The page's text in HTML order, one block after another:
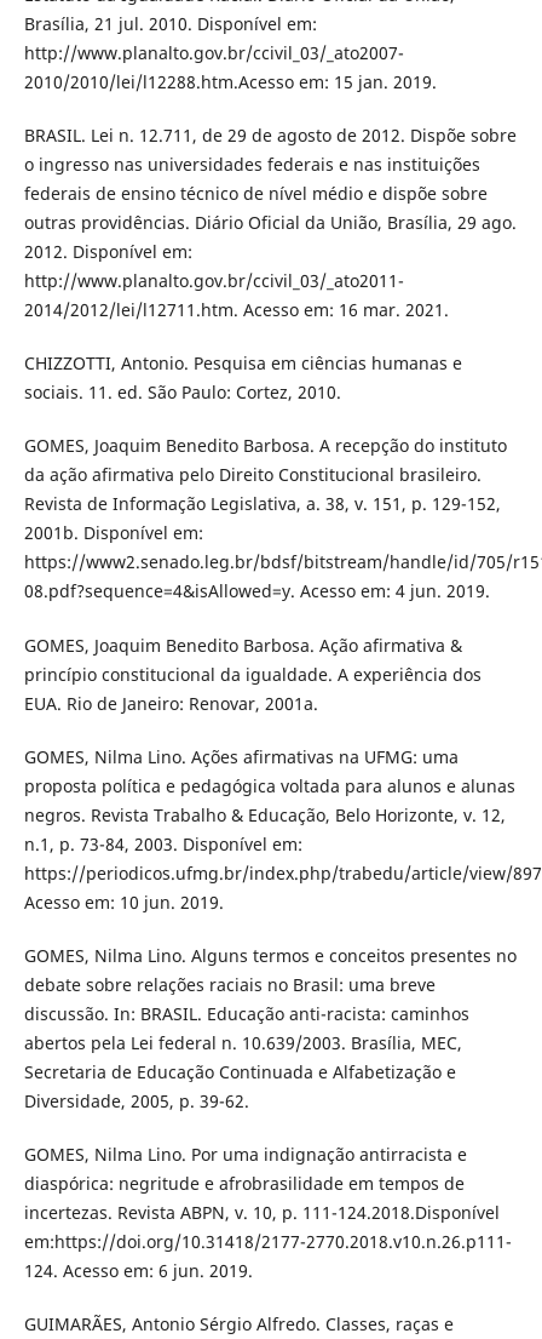
Brasília, 21 jul. 2010. Disponível em:
http://www.planalto.gov.br/ccivil_03/_ato2007-
2010/2010/lei/l12288.htm.Acesso em: 15 jan. 2019.
BRASIL. Lei n. 12.711, de 29 de agosto de 2012. Dispõe sobre
o ingresso nas universidades federais e nas instituições
federais de ensino técnico de nível médio e dispõe sobre
outras providências. Diário Oficial da União, Brasília, 29 ago.
2012. Disponível em:
http://www.planalto.gov.br/ccivil_03/_ato2011-
2014/2012/lei/l12711.htm. Acesso em: 16 mar. 2021.
CHIZZOTTI, Antonio. Pesquisa em ciências humanas e
sociais. 11. ed. São Paulo: Cortez, 2010.
GOMES, Joaquim Benedito Barbosa. A recepção do instituto
da ação afirmativa pelo Direito Constitucional brasileiro.
Revista de Informação Legislativa, a. 38, v. 151, p. 129-152,
2001b. Disponível em:
https://www2.senado.leg.br/bdsf/bitstream/handle/id/705/
08.pdf?sequence=4&isAllowed=y. Acesso em: 4 jun. 2019.
GOMES, Joaquim Benedito Barbosa. Ação afirmativa &
princípio constitucional da igualdade. A experiência dos
EUA. Rio de Janeiro: Renovar, 2001a.
GOMES, Nilma Lino. Ações afirmativas na UFMG: uma
proposta política e pedagógica voltada para alunos e alunas
negros. Revista Trabalho & Educação, Belo Horizonte, v. 12,
n.1, p. 73-84, 2003. Disponível em:
https://periodicos.ufmg.br/index.php/trabedu/article/view/
Acesso em: 10 jun. 2019.
GOMES, Nilma Lino. Alguns termos e conceitos presentes no
debate sobre relações raciais no Brasil: uma breve
discussão. In: BRASIL. Educação anti-racista: caminhos
abertos pela Lei federal n. 10.639/2003. Brasília, MEC,
Secretaria de Educação Continuada e Alfabetização e
Diversidade, 2005, p. 39-62.
GOMES, Nilma Lino. Por uma indignação antirracista e
diaspórica: negritude e afrobrasilidade em tempos de
incertezas. Revista ABPN, v. 10, p. 111-124.2018.Disponível
em:https://doi.org/10.31418/2177-2770.2018.v10.n.26.p111-
124. Acesso em: 6 jun. 2019.
GUIMARÃES, Antonio Sérgio Alfredo. Classes, raças e